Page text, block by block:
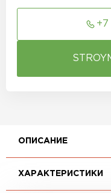
+7
ОПИСАНИЕ
ХАРАКТЕРИСТИКИ